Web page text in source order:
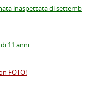
inaspettata di settemb
11 anni
FOTO!